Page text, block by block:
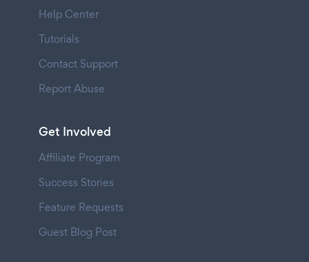
Help Center
Tutorials
Contact Support
Report Abuse
Get Involved
Affiliate Program
Success Stories
Feature Requests
Guest Blog Post